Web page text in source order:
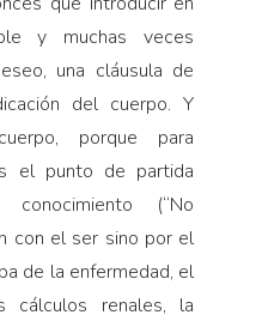
y muchas veces
una cláusula de
del cuerpo. Y
porque para
el punto de partida
(“No
con el ser sino por el
de la enfermedad, el
cálculos renales, la